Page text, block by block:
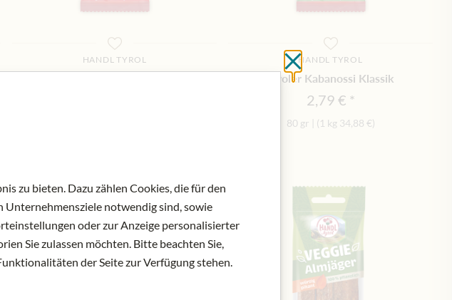
HANDL TYROL HANDL TYROL
Tiroler Kabanossi Klassik
2,79 €
80 gr (1 kg 34,88 €)
Schließen ohne zu
zu bieten. Dazu zählen Cookies, die für den
Unternehmensziele notwendig sind, sowie
oder zur Anzeige personalisierter
Sie zulassen möchten. Bitte beachten Sie,
der Seite zur Verfügung stehen.